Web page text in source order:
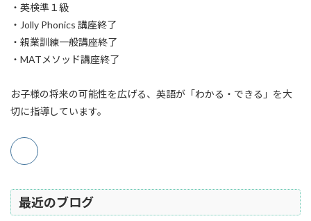
・英検準１級
・Jolly Phonics 講座終了
・親業訓練一般講座終了
・MATメソッド講座終了
お子様の将来の可能性を広げる、英語が「わかる・できる」を大
切に指導しています。
最近のブログ